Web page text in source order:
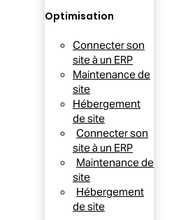
Optimisation
Connecter son
site à un ERP
Maintenance de
site
Hébergement
de site
Connecter son
site à un ERP
Maintenance de
site
Hébergement
de site